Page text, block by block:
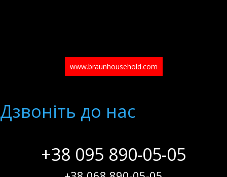
www.braunhousehold.com
Дзвонiть до нас
+38 095 890-05-05